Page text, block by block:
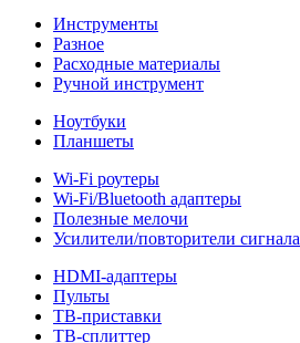
Инструменты
Разное
Расходные материалы
Ручной инструмент
Ноутбуки
Планшеты
Wi-Fi роутеры
Wi-Fi/Bluetooth адаптеры
Полезные мелочи
Усилители/повторители сигнала
HDMI-адаптеры
Пульты
ТВ-приставки
ТВ-сплиттер